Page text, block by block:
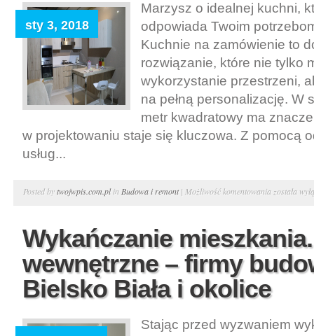
małopolskie
sty 3, 2018
Marzysz o idealnej kuchni,
odpowiada Twoim
Kuchnie na zamówienie to
rozwiązanie, które nie tylko
wykorzystanie przestrzeni,
na pełną personalizację. W
metr kwadratowy ma
w projektowaniu staje się kluczowa. Z pomocą
usług...
Posted bytwojwpis.com.plin Budowa i remont| Możliwość komentowania Twoja
Kuchnie
na
zamówienie
usługi
została
Wykańczanie
wewnętrzne – firmy
Bielsko Biała i okolice
Stając przed wyzwaniem